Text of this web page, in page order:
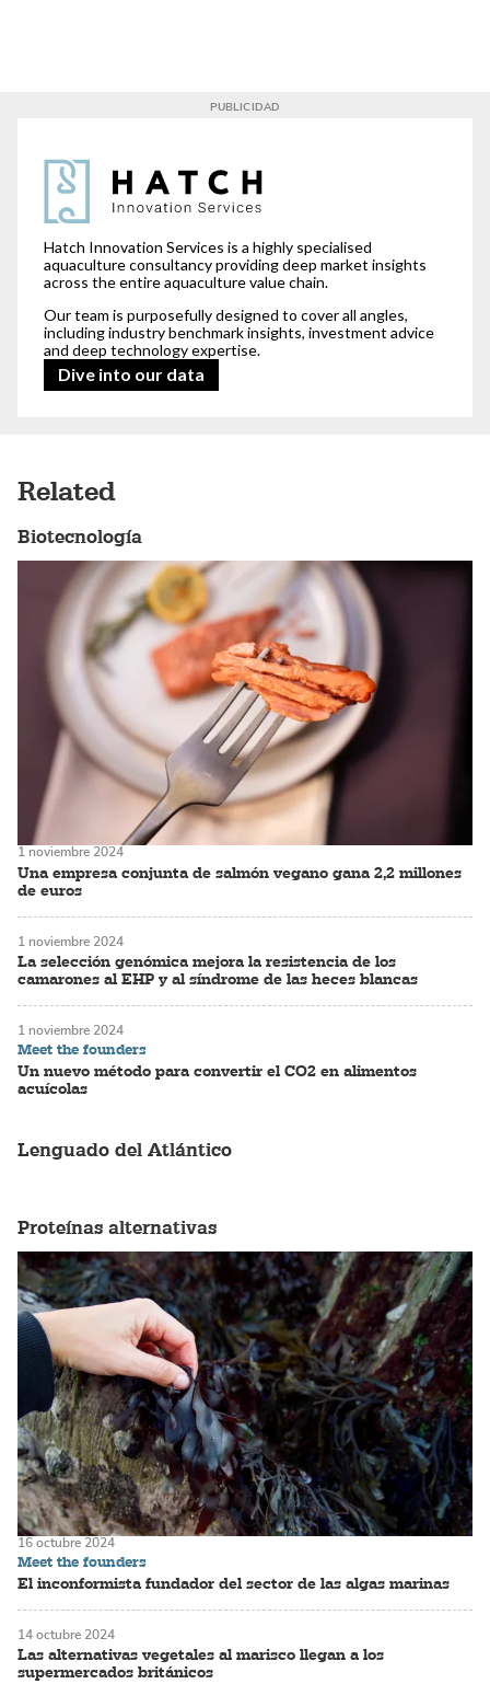
Hatch Innovation Services is a highly specialised
aquaculture consultancy providing deep market insights
across the entire aquaculture value chain.
Our team is purposefully designed to cover all angles,
including industry benchmark insights, investment advice
and deep technology expertise.
Dive into our data
Related
Biotecnología
Una empresa conjunta de salmón vegano gana 2,2 millones
de euros
1 noviembre 2024
La selección genómica mejora la resistencia de los
camarones al EHP y al síndrome de las heces blancas
1 noviembre 2024
Meet the founders
Un nuevo método para convertir el CO2 en alimentos
acuícolas
1 noviembre 2024
Lenguado del Atlántico
Proteínas alternativas
Meet the founders
El inconformista fundador del sector de las algas marinas
16 octubre 2024
Las alternativas vegetales al marisco llegan a los
supermercados británicos
14 octubre 2024